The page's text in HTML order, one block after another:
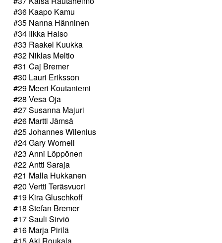
#36 Kaapo Kamu
#35 Nanna Hänninen
#34 Ilkka Halso
#33 Raakel Kuukka
#32 Niklas Meltio
#31 Caj Bremer
#30 Lauri Eriksson
#29 Meeri Koutaniemi
#28 Vesa Oja
#27 Susanna Majuri
#26 Martti Jämsä
#25 Johannes Wilenius
#24 Gary Wornell
#23 Anni Löppönen
#22 Antti Saraja
#21 Malla Hukkanen
#20 Vertti Teräsvuori
#19 Kira Gluschkoff
#18 Stefan Bremer
#17 Sauli Sirviö
#16 Marja Pirilä
#15 Aki Roukala